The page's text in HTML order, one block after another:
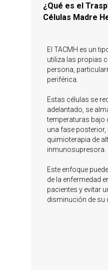
El TACMH es un
utiliza las propias
persona,
periférica.
Estas células se
adelantado, se
temperaturas bajo
una fase posterior,
quimioterapia de
inmunosupresora.
Este enfoque
de la enfermedad
pacientes y evitar
disminución de su
¿Qué es el
Células Madre